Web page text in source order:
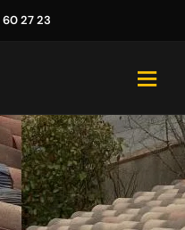
60 27 23